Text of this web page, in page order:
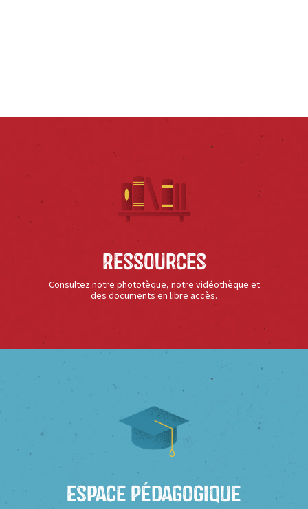
Ressources
Consultez notre phototèque, notre vidéothèque et
des documents en libre accès.
Espace Pédagogique